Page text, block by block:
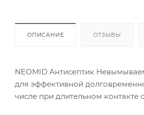
ОПИСАНИЕ ОТЗЫВЫ
NEOMID Антисептик
для эффективной
числе при длительном контакте